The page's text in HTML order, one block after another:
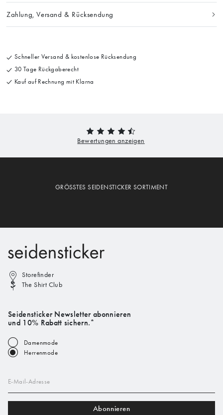
Zahlung, Versand & Rücksendung
Schneller Versand & kostenlose Rücksendung
30 Tage Rückgaberecht
Kauf auf Rechnung mit Klarna
GRÖSSTES SEIDENSTICKER SORTIMENT
Storefinder
The Shirt Club
Seidensticker Newsletter abonnieren
und 10% Rabatt sichern.*
Damenmode
Herrenmode
E-Mail-Adresse
Abonnieren